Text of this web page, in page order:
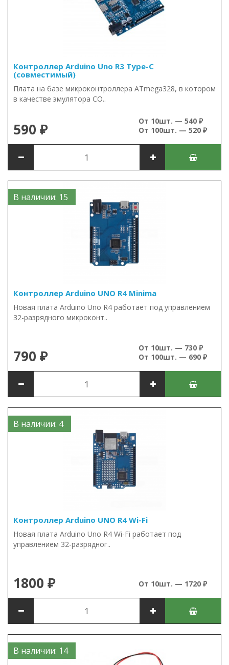
Контроллер Arduino Uno R3 Type-C
(совместимый)
Плата на базе микроконтроллера ATmega328, в котором
в качестве эмулятора CO..
590 ₽
От 10шт. — 540 ₽
От 100шт. — 520 ₽
В наличии: 15
Контроллер Arduino UNO R4 Minima
Новая плата Arduino Uno R4 работает под управлением
32-разрядного микроконт..
790 ₽
От 10шт. — 730 ₽
От 100шт. — 690 ₽
В наличии: 4
Контроллер Arduino UNO R4 Wi-Fi
Новая плата Arduino Uno R4 Wi-Fi работает под
управлением 32-разрядног..
1800 ₽ От 10шт. — 1720 ₽
В наличии: 14